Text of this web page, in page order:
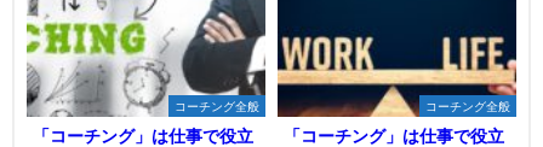
コーチング全般
「コーチング」は仕事で役立
コーチング全般
「コーチング」は仕事で役立